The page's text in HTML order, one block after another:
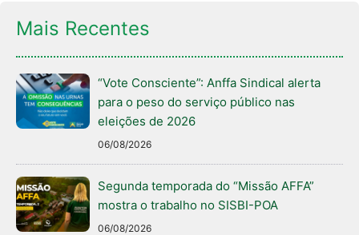
Mais Recentes
“Vote Consciente”: Anffa Sindical alerta
para o peso do serviço público nas
eleições de 2026
06/08/2026
Segunda temporada do “Missão AFFA”
mostra o trabalho no SISBI-POA
06/08/2026